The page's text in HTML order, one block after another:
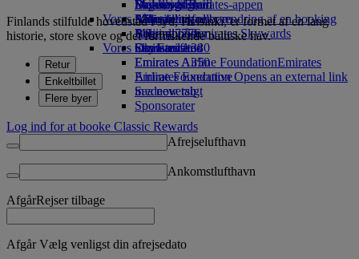
Drikkevarer
Vores flåde
Boeing 777
Emirates A380
Emirates A350
Emirates Executive
Sædeoversigt
Legetøj til børn
Aktiviteter for børn
Bæredygtighed
Miljøpolitik
Miljørapporter
Vores lokalsamfund
Emirates Airline FoundationEmirates
Airline Foundation Opens an external link
in a new tab
Sponsorater
Skywards Rail
Miles-beregner
Log ind på Emirates Skywards
Skywards+
Mobil og Emirates-appen
Afbestilling eller ændring af en booking
Afbrudt rejse
Om Emirates
Finlands stilfulde hovedstad i syd, Helsinki, er formet af en lang
historie, store skove og det forfriskende baltiske hav.
Retur
Enkeltbillet
Flere byer
Log ind for at booke Classic Rewards
Afrejselufthavn
Ankomstlufthavn
AfgårRejser tilbage
Afgår Vælg venligst din afrejsedato